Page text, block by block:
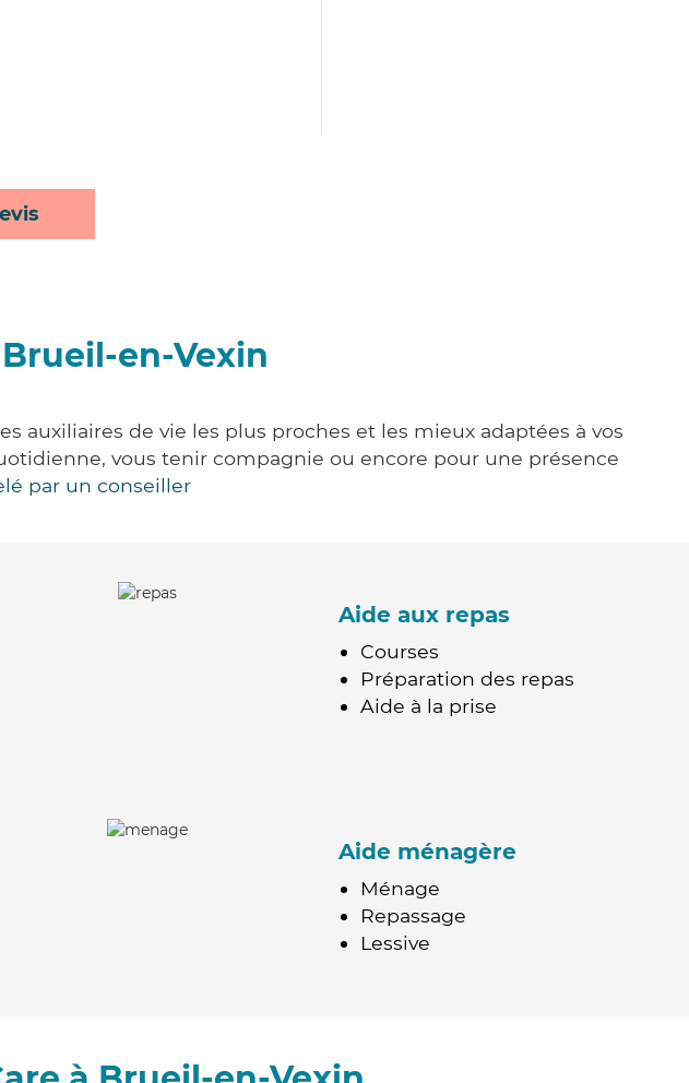
en-Vexin
auxiliaires de vie les plus proches et les mieux adaptées à vos
vous tenir compagnie ou encore pour une présence
par un conseiller
Aide aux repas
Courses
Préparation des repas
Aide à la prise
Aide ménagère
Ménage
Repassage
Lessive